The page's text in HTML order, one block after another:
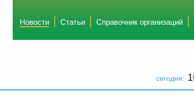
Новости Статьи Справочник организаций
сегодня: